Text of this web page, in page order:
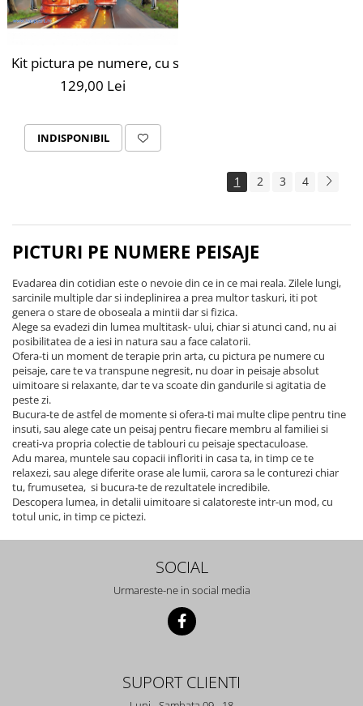
Kit pictura pe numere, cu sasiu, Tramvaie de
129,00 Lei
INDISPONIBIL
1 2 3 4
PICTURI PE NUMERE PEISAJE
Evadarea din cotidian este o nevoie din ce in ce mai reala. Zilele lungi,
sarcinile multiple dar si indeplinirea a prea multor taskuri, iti pot
genera o stare de oboseala a mintii dar si fizica.
Alege sa evadezi din lumea multitask- ului, chiar si atunci cand, nu ai
posibilitatea de a iesi in natura sau a face calatorii.
Ofera-ti un moment de terapie prin arta, cu pictura pe numere cu
peisaje, care te va transpune negresit, nu doar in peisaje absolut
uimitoare si relaxante, dar te va scoate din gandurile si agitatia de
peste zi.
Bucura-te de astfel de momente si ofera-ti mai multe clipe pentru tine
insuti, sau alege cate un peisaj pentru fiecare membru al familiei si
creati-va propria colectie de tablouri cu peisaje spectaculoase.
Adu marea, muntele sau copacii infloriti in casa ta, in timp ce te
relaxezi, sau alege diferite orase ale lumii, carora sa le conturezi chiar
tu, frumusetea, si bucura-te de rezultatele incredibile.
Descopera lumea, in detalii uimitoare si calatoreste intr-un mod, cu
totul unic, in timp ce pictezi.
SOCIAL
Urmareste-ne in social media
SUPORT CLIENTI